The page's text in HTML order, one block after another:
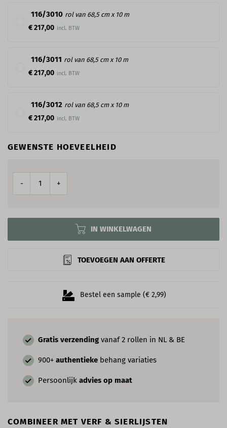
Gratis verzending vanaf 2 rollen in NL & BE
900+ authentieke behang variaties
Persoonlijk advies op maat
COMBINEER MET VERF & SIERLIJSTEN
116/3010 rol van 68,5 cm x 10 m
€ 217,00
116/3011 rol van 68,5 cm x 10 m
€ 217,00
116/3012 rol van 68,5 cm x 10 m
€ 217,00
Bestel een sample (€ 2,99)
GEWENSTE HOEVEELHEID
- +
IN WINKELWAGEN
TOEVOEGEN AAN OFFERTE